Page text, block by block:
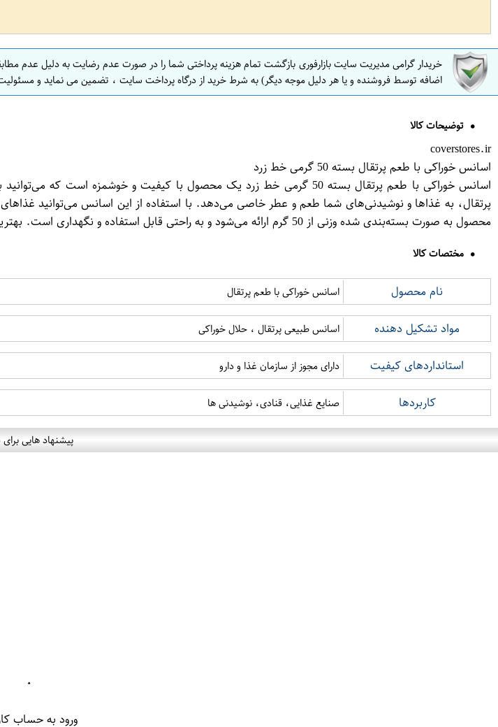
خریدار گرامی مدیریت سایت بازارفوری بازگشت تمام هزینه پرداختی شما را در صورت عدم رضایت به دلیل عدم
اضافه توسط فروشنده و یا هر دلیل موجه دیگر) به شرط خرید از درگاه پرداخت سایت ، تضمین می نماید و
توضیحات کالا
coverstores.ir
اسانس خوراکی با طعم پرتقال بسته 50 گرمی خط زرد
اسانس خوراکی با طعم پرتقال بسته 50 گرمی خط زرد یک محصول با کیفیت و
پرتقال، به غذاها و نوشیدنی‌های شما طعم و عطر خاصی می‌دهد. با استفاده از این اسانس می‌توانید
محصول به صورت بسته‌بندی شده وزنی از 50 گرم ارائه می‌شود و به راحتی قابل استفاده و نگهداری است. بهترین انتخاب برای افزودن طعم و آروماتیک پرتقال به هر نوع غذا یا نوشیدنی.
مختصات کالا
نام محصول اسانس خوراکی با طعم پرتقال
مواد تشکیل دهنده اسانس طبیعی پرتقال ، حلال خوراکی
استانداردهای کیفیت دارای مجوز از سازمان غذا و دارو
کاربردها صنایع غذایی، قنادی، نوشیدنی ها
پیشنهاد هایی
۰
ورود به حساب